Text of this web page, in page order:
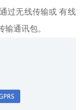
过无线传输或 有线
通讯包。